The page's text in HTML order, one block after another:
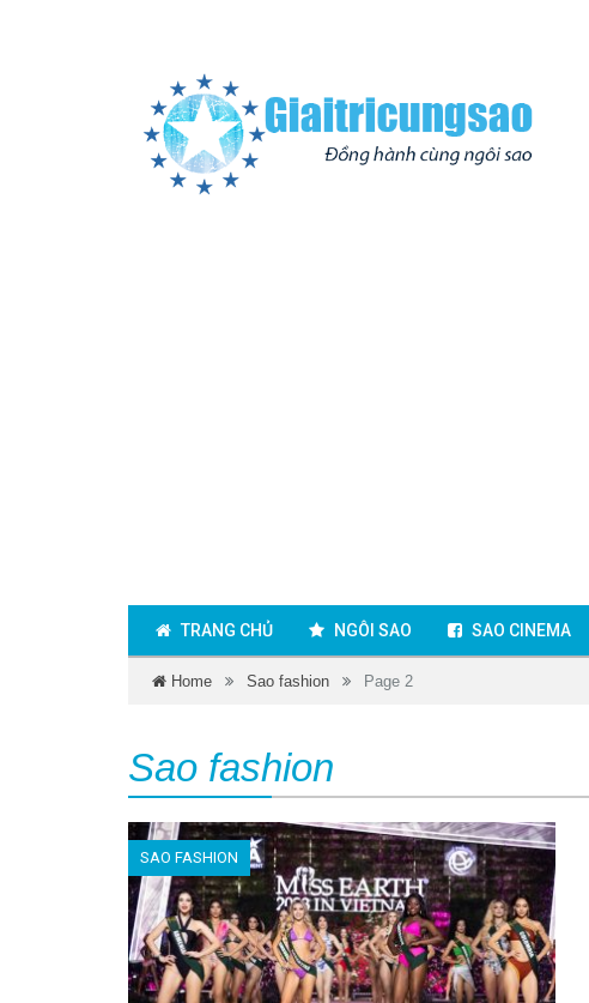
TRANG CHỦ NGÔI SAO SAO CINEMA
Home Sao fashion Page 2
Sao fashion
SAO FASHION